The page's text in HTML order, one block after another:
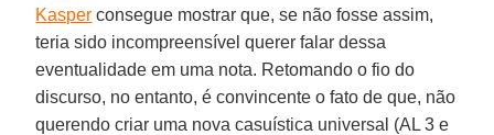
Kasper consegue mostrar que, se não fosse assim,
teria sido incompreensível querer falar dessa
eventualidade em uma nota. Retomando o fio do
discurso, no entanto, é convincente o fato de que, não
querendo criar uma nova casuística universal (AL 3 e